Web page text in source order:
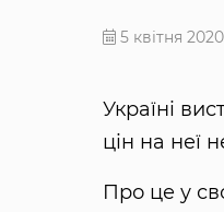
5 квітня 2020
Україні
цін на неї
Про це у